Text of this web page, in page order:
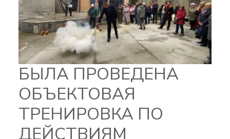
БЫЛА ПРОВЕДЕНА
ОБЪЕКТОВАЯ
ТРЕНИРОВКА ПО
ДЕЙСТВИЯМ